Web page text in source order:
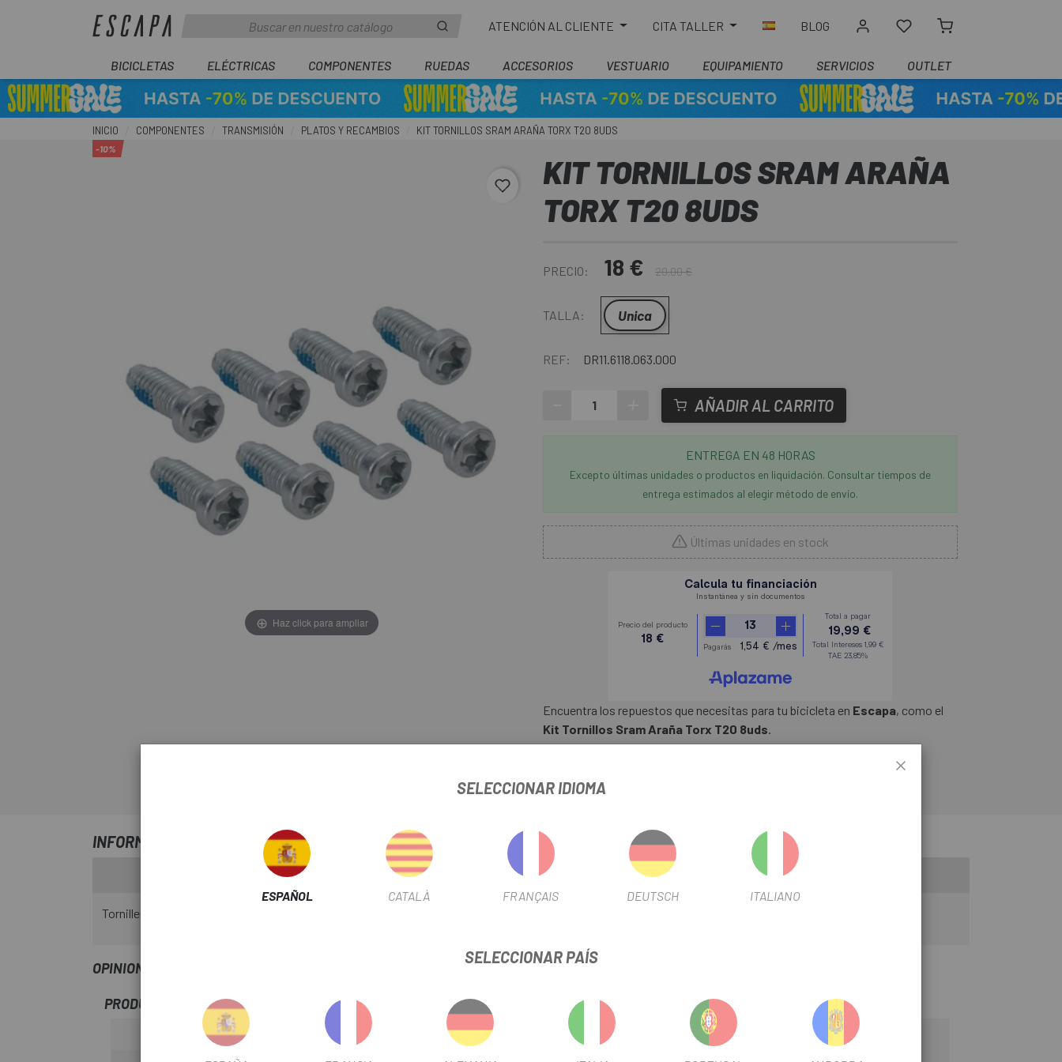
ATENCIÓN AL CLIENTE CITA TALLER BLOG
BICICLETAS ELÉCTRICAS COMPONENTES RUEDAS ACCESORIOS VESTUARIO EQUIPAMIENTO SERVICIOS OUTLET
INICIO COMPONENTES TRANSMISIÓN PLATOS Y RECAMBIOS KIT TORNILLOS SRAM ARAÑA TORX T20 8UDS
favorite_border
-10%
Haz click para ampliar
KIT TORNILLOS SRAM ARAÑA
TORX T20 8UDS
PRECIO: 18 € 20,00 €
TALLA: Unica
REF: DR11.6118.063.000
AÑADIR AL CARRITO
ENTREGA EN 48 HORAS
Excepto últimas unidades o productos en liquidación. Consultar tiempos de
entrega estimados al elegir método de envío.
Últimas unidades en stock
Encuentra los repuestos que necesitas para tu bicicleta en Escapa, como el
Kit Tornillos Sram Araña Torx T20 8uds.
INFORMACIÓN SOBRE KIT TORNILLOS SRAM ARAÑA TORX T20 8UDS
INFORMACIÓN DEL PRODUCTO
Tornillería TORX T20 para Roseta de 8 tornillos estilo QUARQ
OPINIONES
PRODUCTOS SIMILARES
SELECCIONAR IDIOMA
ESPAÑOL CATALÀ FRANÇAIS DEUTSCH ITALIANO
SELECCIONAR PAÍS